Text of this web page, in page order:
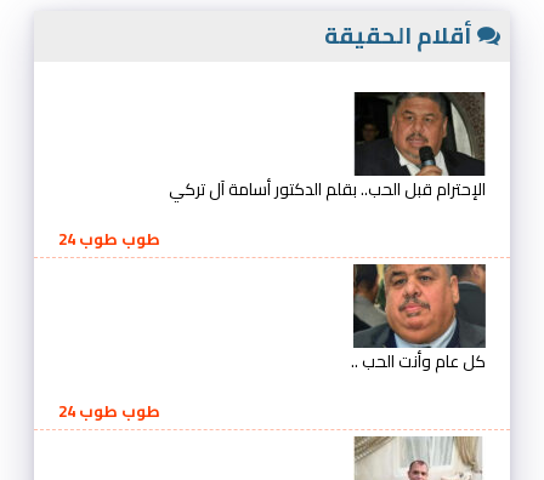
أقلام الحقيقة
الإحترام قبل الحب.. بقلم الدكتور أسامة آل تركي
طوب طوب 24
كل عام وأنت الحب ..
طوب طوب 24